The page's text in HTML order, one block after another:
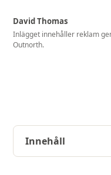
David Thomas
Inlägget innehåller reklam
Outnorth.
Innehåll